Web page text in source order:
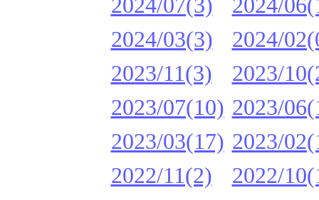
2024/03(3)
2024/
2023/11(3)
2023/
2023/07(10) 2023/
2023/03(17) 2023/
2022/11(2)
2022/